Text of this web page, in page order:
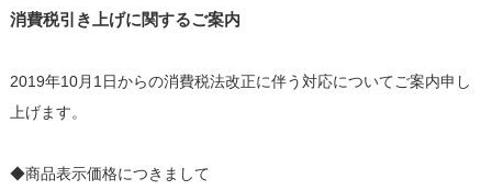
消費税引き上げに関するご案内
2019年10月1日からの消費税法改正に伴う対応についてご案内申し
上げます。
◆商品表示価格につきまして